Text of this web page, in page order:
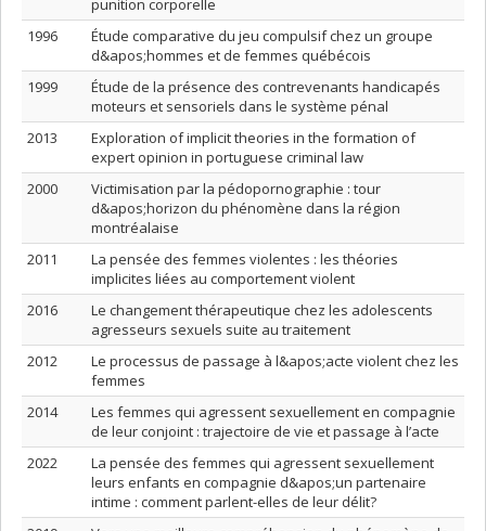
punition corporelle
1996
Étude comparative du jeu compulsif chez un groupe
d&apos;hommes et de femmes québécois
1999
Étude de la présence des contrevenants handicapés
moteurs et sensoriels dans le système pénal
2013
Exploration of implicit theories in the formation of
expert opinion in portuguese criminal law
2000
Victimisation par la pédopornographie : tour
d&apos;horizon du phénomène dans la région
montréalaise
2011
La pensée des femmes violentes : les théories
implicites liées au comportement violent
2016
Le changement thérapeutique chez les adolescents
agresseurs sexuels suite au traitement
2012
Le processus de passage à l&apos;acte violent chez les
femmes
2014
Les femmes qui agressent sexuellement en compagnie
de leur conjoint : trajectoire de vie et passage à l’acte
2022
La pensée des femmes qui agressent sexuellement
leurs enfants en compagnie d&apos;un partenaire
intime : comment parlent-elles de leur délit?